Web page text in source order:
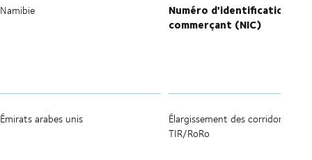
Namibie
Numéro d'identification du
commerçant (NIC)
Émirats arabes unis
Élargissement des corridors
TIR/RoRo